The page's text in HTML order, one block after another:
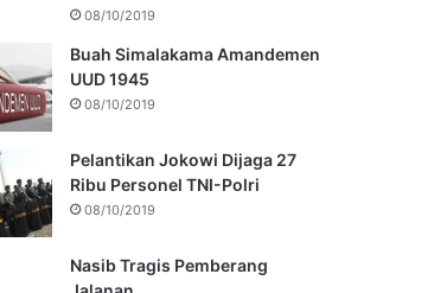
08/10/2019
Buah Simalakama Amandemen
UUD 1945
08/10/2019
Pelantikan Jokowi Dijaga 27
Ribu Personel TNI-Polri
08/10/2019
Nasib Tragis Pemberang